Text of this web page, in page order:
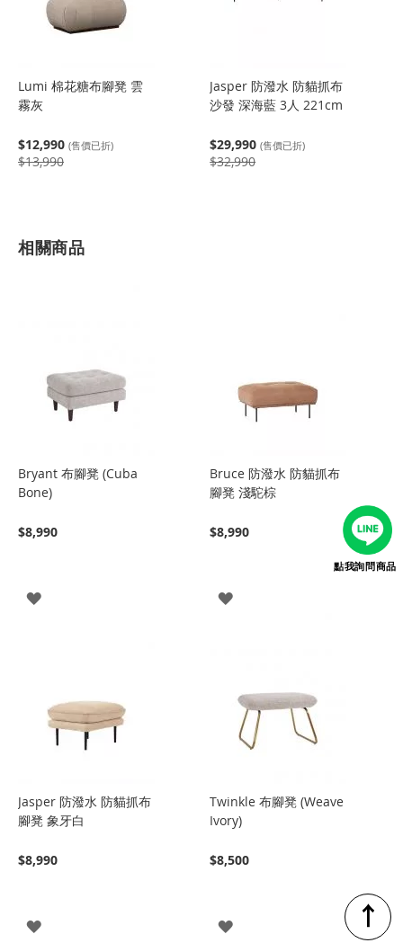
Lumi 棉花糖布腳凳 雲
霧灰
$12,990 (售價已折)
$13,990
Jasper 防潑水 防貓抓布
沙發 深海藍 3人 221cm
$29,990 (售價已折)
$32,990
相關商品
Bryant 布腳凳 (Cuba
Bone)
$8,990
登
Bruce 防潑水 防貓抓布
腳凳 淺駝棕
$8,990
登
Jasper 防潑水 防貓抓布
腳凳 象牙白
$8,990
登
Twinkle 布腳凳 (Weave
Ivory)
$8,500
登 ↑
點我詢問商品